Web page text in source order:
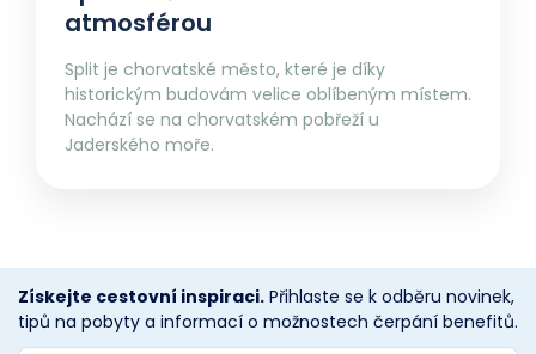
atmosférou
Split je chorvatské město, které je díky
historickým budovám velice oblíbeným místem.
Nachází se na chorvatském pobřeží u
Jaderského moře.
Získejte cestovní inspiraci. Přihlaste se k odběru novinek,
tipů na pobyty a informací o možnostech čerpání benefitů.